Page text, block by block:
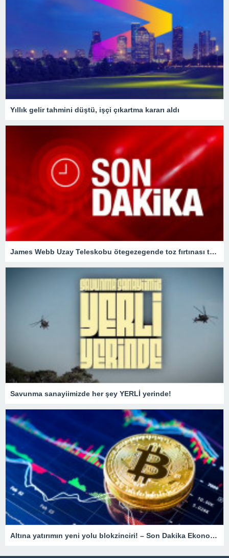
Yıllık gelir tahmini düştü, işçi çıkartma kararı aldı
James Webb Uzay Teleskobu ötegezegende toz fırtınası tespit etti
Savunma sanayiimizde her şey YERLİ yerinde!
Altına yatırımın yeni yolu blokzinciri! – Son Dakika Ekonomi Haberleri